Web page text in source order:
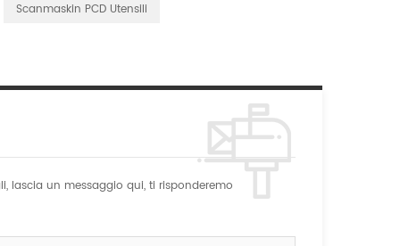
Scanmaskin PCD Utensili
lascia un messaggio qui, ti risponderemo